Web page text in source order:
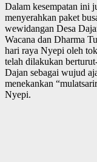
Dalam kesempatan ini
menyerahkan paket
wewidangan Desa
Wacana dan Dharma
hari raya Nyepi oleh
telah dilakukan
Dajan sebagai wujud
menekankan
Nyepi.